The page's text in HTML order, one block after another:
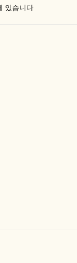
있습니다